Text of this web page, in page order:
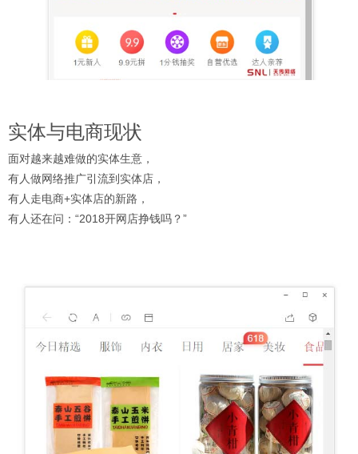
实体与电商现状
面对越来越难做的实体生意，
有人做网络推广引流到实体店，
有人走电商+实体店的新路，
有人还在问：“2018开网店挣钱吗？”